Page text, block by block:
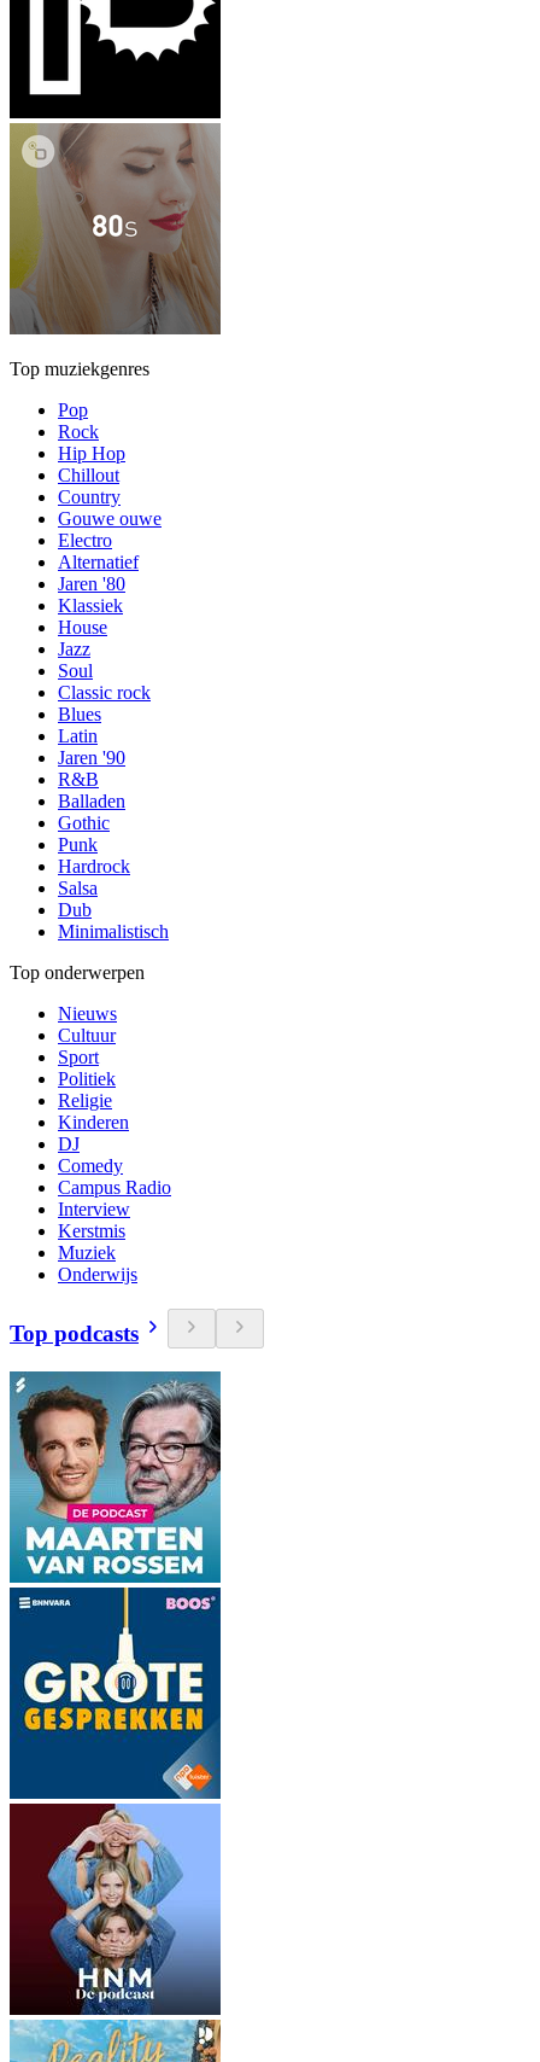
Top muziekgenres
Pop
Rock
Hip Hop
Chillout
Country
Gouwe ouwe
Electro
Alternatief
Jaren '80
Klassiek
House
Jazz
Soul
Classic rock
Blues
Latin
Jaren '90
R&B
Balladen
Gothic
Punk
Hardrock
Salsa
Dub
Minimalistisch
Top onderwerpen
Nieuws
Cultuur
Sport
Politiek
Religie
Kinderen
DJ
Comedy
Campus Radio
Interview
Kerstmis
Muziek
Onderwijs
Top podcasts